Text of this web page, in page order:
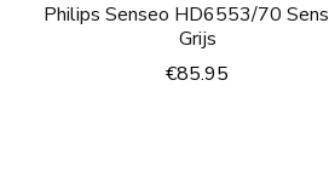
Philips Senseo HD6553/70
Grijs
€85.95